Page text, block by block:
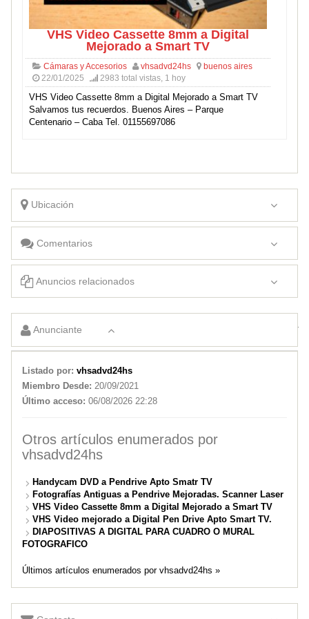
VHS Video Cassette 8mm a Digital
Mejorado a Smart TV
Cámaras y Accesorios vhsadvd24hs
buenos aires
22/01/2025
2983 total vistas, 1 hoy
VHS Video Cassette 8mm a Digital Mejorado a Smart TV
Salvamos tus recuerdos. Buenos Aires – Parque
Centenario – Caba Tel. 01155697086
Ubicación
Comentarios
Anuncios relacionados
Films 8 y Super 8mm Digital a Smart TV
Anunciante
Listado por: vhsadvd24hs
Miembro Desde: 20/09/2021
Último acceso: 06/08/2026 22:28
Otros artículos enumerados por
vhsadvd24hs
Handycam DVD a Pendrive Apto Smatr TV
Fotografías Antiguas a Pendrive Mejoradas. Scanner Laser
VHS Video Cassette 8mm a Digital Mejorado a Smart TV
VHS Video mejorado a Digital Pen Drive Apto Smart TV.
DIAPOSITIVAS A DIGITAL PARA CUADRO O MURAL
FOTOGRAFICO
Últimos artículos enumerados por vhsadvd24hs »